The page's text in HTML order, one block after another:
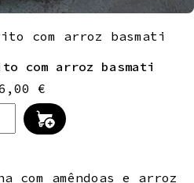
com arroz basmati
€